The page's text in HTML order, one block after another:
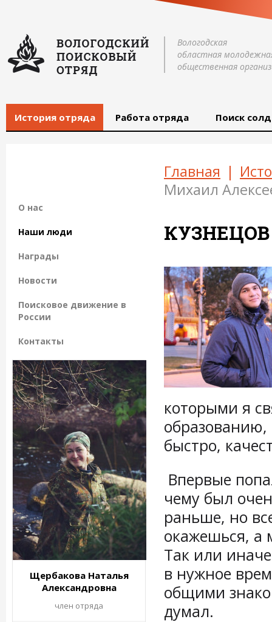
Вологодская
областная
общественная
История отряда Работа отряда Поиск
Главная |
Михаил
которыми я
быстро,
Впервые
чему был
раньше, но
окажешься, а
Так или
в нужное
общими
думал.
О нас
Наши люди
Награды
Новости
Поисковое движение в
России
Контакты
Щербакова Наталья
Александровна
член отряда